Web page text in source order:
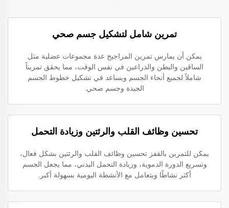
تمرين شامل لتشكيل جسم صحي
يمكن أن يمارس تمرين المراجيح عدة مجموعات عضلية مثل
الساقين والبطن والذراعين في نفس الوقت، مما يحقق تمريناً
شاملاً لجميع أنحاء الجسم ويساعد في تشكيل خطوط الجسم
الجيدة وجسم صحي.
تحسين وظائف القلب والرئتين وزيادة التحمل
يمكن للتمرين بالقفز تحسين وظائف القلب والرئتين بشكل فعال،
وتسريع الدورة الدموية، وزيادة التحمل البدني، مما يجعل الجسم
أكثر نشاطًا ويتعامل مع الأنشطة اليومية بسهولة أكبر.